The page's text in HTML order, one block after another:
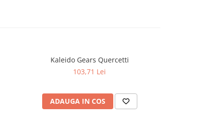
Kaleido Gears Quercetti
103,71 Lei
ADAUGA IN COS